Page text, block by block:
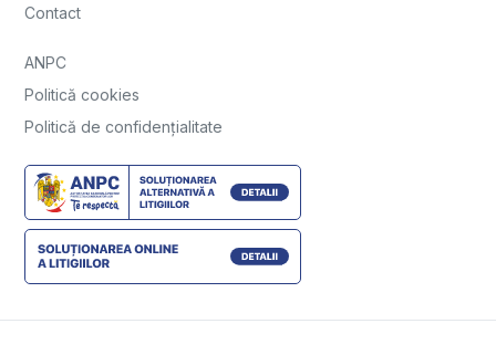
Contact
ANPC
Politică cookies
Politică de confidențialitate